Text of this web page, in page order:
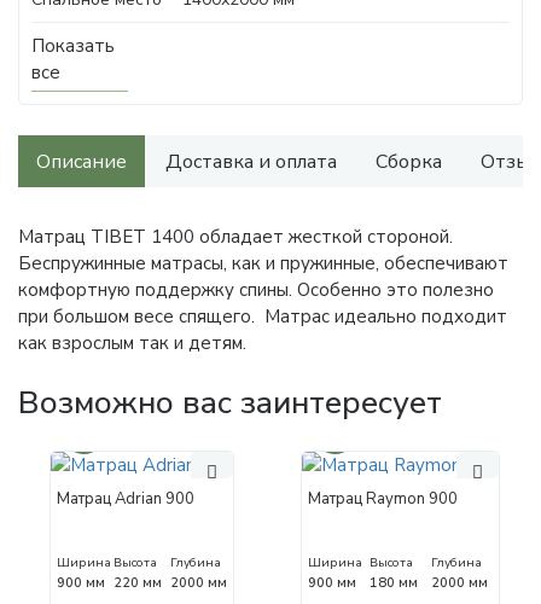
Показать
все
Описание Доставка и оплата Сборка
Матрац TIBET 1400 обладает жесткой стороной.
Беспружинные матрасы, как и пружинные, обеспечивают
комфортную поддержку спины. Особенно это полезно
при большом весе спящего. Матрас идеально подходит
как взрослым так и детям.
Возможно вас заинтересует
Матрац Adrian 900
Ширина
900 мм
Высота
220 мм
Глубина
2000 мм
Матрац Raymon 900
Ширина
900 мм
Высота
180 мм
Глубина
2000 мм